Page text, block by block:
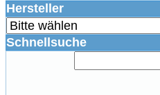
Hersteller
Schnellsuche